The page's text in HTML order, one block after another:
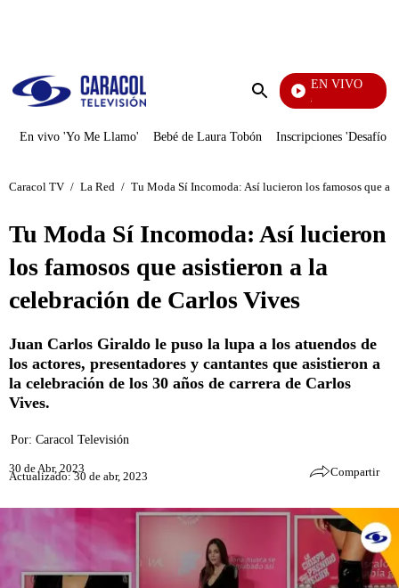
Enviar
EN VIVO
También Caerás
En vivo 'Yo Me Llamo' Bebé de Laura Tobón Inscripciones 'Desafío'
Caracol TV / La Red / Tu Moda Sí Incomoda: Así lucieron los famosos que
Tu Moda Sí Incomoda: Así lucieron
los famosos que asistieron a la
celebración de Carlos Vives
Juan Carlos Giraldo le puso la lupa a los atuendos de
los actores, presentadores y cantantes que asistieron a
la celebración de los 30 años de carrera de Carlos
Vives.
Por: Caracol Televisión
30 de Abr, 2023
Actualizado: 30 de abr, 2023 Compartir